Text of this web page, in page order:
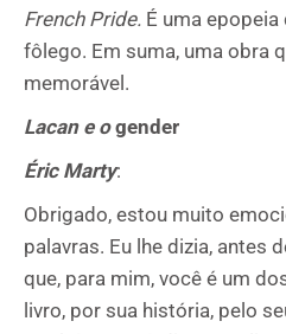
French Pride. É uma
fôlego. Em suma, uma obra
memorável.
Lacan e ogender
Éric Marty:
Obrigado, estou muito
palavras. Eu lhe dizia, antes
que, para mim, você é um
livro, por sua história, pelo